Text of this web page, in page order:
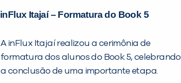
inFlux Itajaí – Formatura do Book 5
A inFlux Itajaí realizou a cerimônia de
formatura dos alunos do Book 5, celebrando
a conclusão de uma importante etapa.